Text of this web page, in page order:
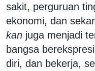
sakit, perguruan
ekonomi, dan
kan juga menjadi
bangsa
diri, dan bekerja,